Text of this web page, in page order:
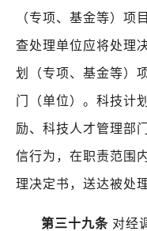
（专项、基金等）项
查处理单位应将处理
划（专项、基金等）
门（单位）。科技计
励、科技人才管理部
信行为，在职责范围
理决定书，送达被处
第三十九条 对经